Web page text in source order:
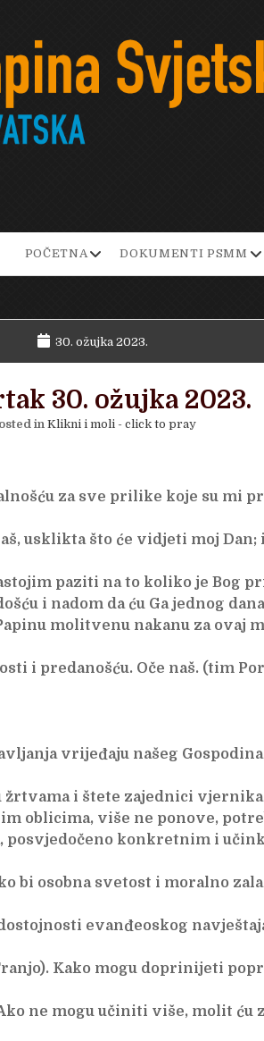
POČETNAopen
menu
DOKUMENTI PSMM
30. ožujka 2023.
30. ožujka 2023.
in Klikni i moli - click to pray
za sve prilike koje su mi
usklikta što će vidjeti moj
paziti na to koliko je Bog
i nadom da ću Ga jednog
molitvenu nakanu za ovaj
i predanošću. Oče naš. (tim
vrijeđaju našeg
i štete zajednici
oblicima, više ne ponove,
posvjedočeno konkretnim i
bi osobna svetost i moralno
evanđeoskog
Kako mogu doprinijeti
ne mogu učiniti više, molit ću